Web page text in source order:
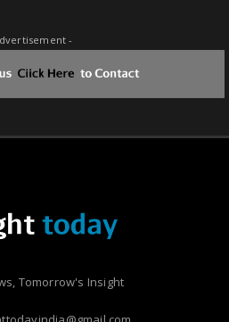
-
Tomorrow's Insight